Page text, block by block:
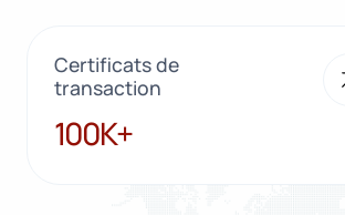
Certificats de
transaction
100K+
100K+